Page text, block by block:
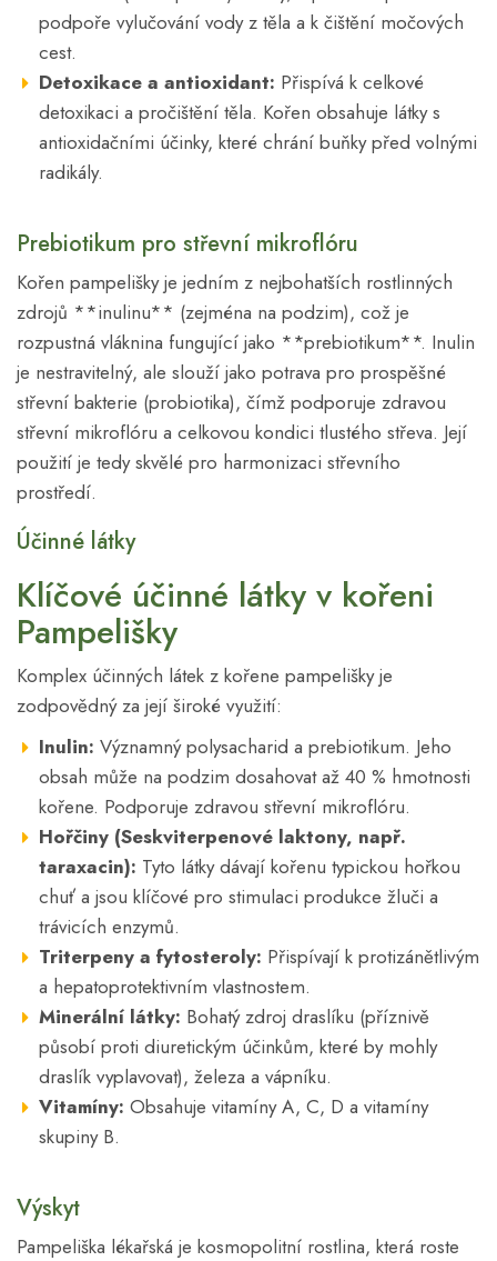
podpoře vylučování vody z těla a k čištění močových
cest.
Detoxikace a antioxidant: Přispívá k celkové
detoxikaci a pročištění těla. Kořen obsahuje látky s
antioxidačními účinky, které chrání buňky před volnými
radikály.
Prebiotikum pro střevní mikroflóru
Kořen pampelišky je jedním z nejbohatších rostlinných
zdrojů **inulinu** (zejména na podzim), což je
rozpustná vláknina fungující jako **prebiotikum**. Inulin
je nestravitelný, ale slouží jako potrava pro prospěšné
střevní bakterie (probiotika), čímž podporuje zdravou
střevní mikroflóru a celkovou kondici tlustého střeva. Její
použití je tedy skvělé pro harmonizaci střevního
prostředí.
Účinné látky
Klíčové účinné látky v kořeni
Pampelišky
Komplex účinných látek z kořene pampelišky je
zodpovědný za její široké využití:
Inulin: Významný polysacharid a prebiotikum. Jeho
obsah může na podzim dosahovat až 40 % hmotnosti
kořene. Podporuje zdravou střevní mikroflóru.
Hořčiny (Seskviterpenové laktony, např.
taraxacin): Tyto látky dávají kořenu typickou hořkou
chuť a jsou klíčové pro stimulaci produkce žluči a
trávicích enzymů.
Triterpeny a fytosteroly: Přispívají k protizánětlivým
a hepatoprotektivním vlastnostem.
Minerální látky: Bohatý zdroj draslíku (příznivě
působí proti diuretickým účinkům, které by mohly
draslík vyplavovat), železa a vápníku.
Vitamíny: Obsahuje vitamíny A, C, D a vitamíny
skupiny B.
Výskyt
Pampeliška lékařská je kosmopolitní rostlina, která roste